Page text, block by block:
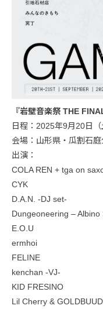
『岩壁音楽祭 THE
日程：2025年9月20日（
会場：山形県・瓜割石庭
出演：
COLA REN + tga on
CYK
D.A.N. -DJ set-
Dungeoneering –
E.O.U
ermhoi
FELINE
kenchan -VJ-
KID FRESINO
Lil Cherry &